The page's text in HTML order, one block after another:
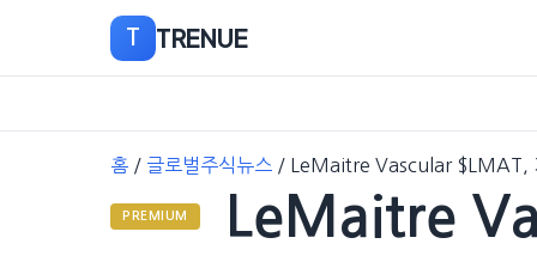
T TRENUE
홈 / 글로벌주식뉴스 / LeMaitre Vascular $LMAT,
PREMIUM
LeMaitre